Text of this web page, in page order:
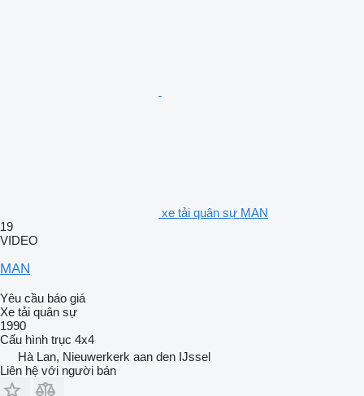
xe tải quân sự MAN
19
VIDEO
MAN
Yêu cầu báo giá
Xe tải quân sự
1990
Cấu hình trục 4x4
Hà Lan, Nieuwerkerk aan den IJssel
Liên hệ với người bán